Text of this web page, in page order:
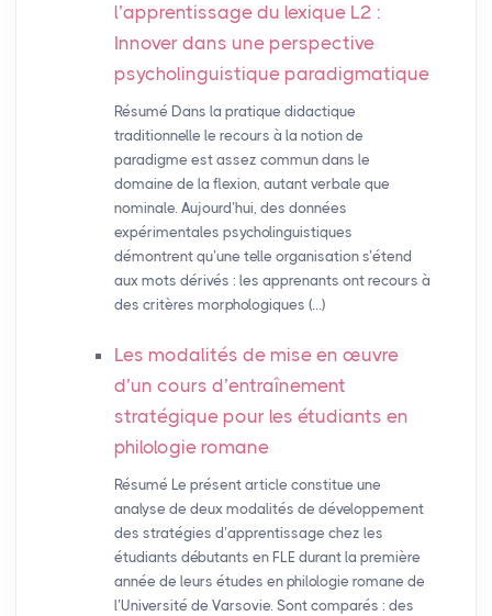
l’apprentissage du lexique L2 :
Innover dans une perspective
psycholinguistique paradigmatique
Résumé Dans la pratique didactique
traditionnelle le recours à la notion de
paradigme est assez commun dans le
domaine de la flexion, autant verbale que
nominale. Aujourd’hui, des données
expérimentales psycholinguistiques
démontrent qu’une telle organisation s’étend
aux mots dérivés : les apprenants ont recours à
des critères morphologiques (…)
Les modalités de mise en œuvre
d’un cours d’entraînement
stratégique pour les étudiants en
philologie romane
Résumé Le présent article constitue une
analyse de deux modalités de développement
des stratégies d’apprentissage chez les
étudiants débutants en FLE durant la première
année de leurs études en philologie romane de
l’Université de Varsovie. Sont comparés : des